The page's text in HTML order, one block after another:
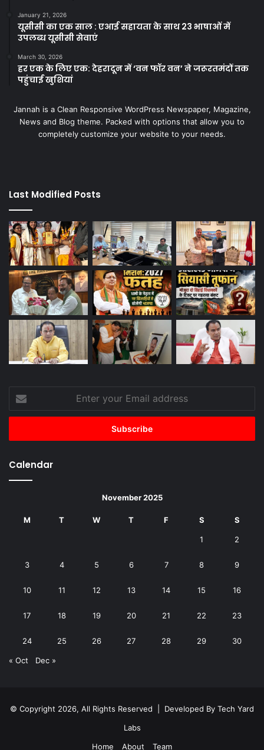
January 21, 2026
यूसीसी का एक साल : एआई सहायता के साथ 23 भाषाओं में
उपलब्ध यूसीसी सेवाएं
March 30, 2026
हर एक के लिए एक: देहरादून में ‘वन फॉर वन’ ने जरूरतमंदों तक
पहुंचाई खुशियां
Jannah is a Clean Responsive WordPress Newspaper, Magazine,
News and Blog theme. Packed with options that allow you to
completely customize your website to your needs.
Last Modified Posts
Enter
your
Email
Calendar
November 2025
M T W T F S S
1 2
3 4 5 6 7 8 9
10 11 12 13 14 15 16
17 18 19 20 21 22 23
24 25 26 27 28 29 30
« Oct Dec »
© Copyright 2026, All Rights Reserved | Developed By Tech Yard
Labs
Home
About Team